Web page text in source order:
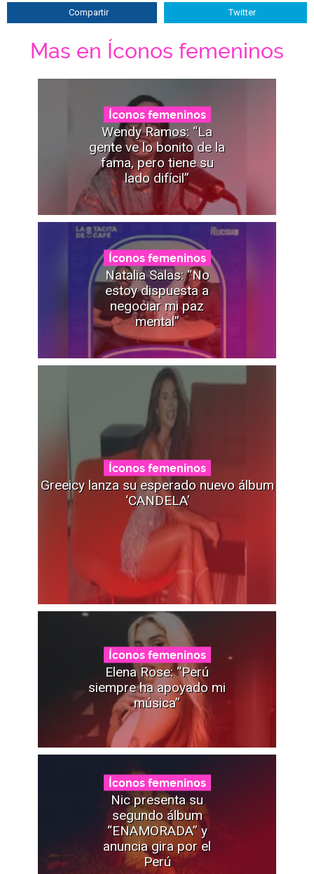
Compartir Twitter
Mas en Íconos femeninos
Íconos femeninos
Wendy Ramos: “La
gente ve lo bonito de la
fama, pero tiene su
lado difícil”
Íconos femeninos
Natalia Salas: “No
estoy dispuesta a
negociar mi paz
mental”
Íconos femeninos
Greeicy lanza su esperado nuevo álbum
‘CANDELA’
Íconos femeninos
Elena Rose: “Perú
siempre ha apoyado mi
música”
Íconos femeninos
Nic presenta su
segundo álbum
“ENAMORADA” y
anuncia gira por el
Perú